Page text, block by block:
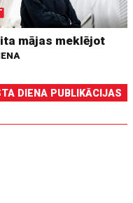
mājas meklējot
DIENA PUBLIKĀCIJAS